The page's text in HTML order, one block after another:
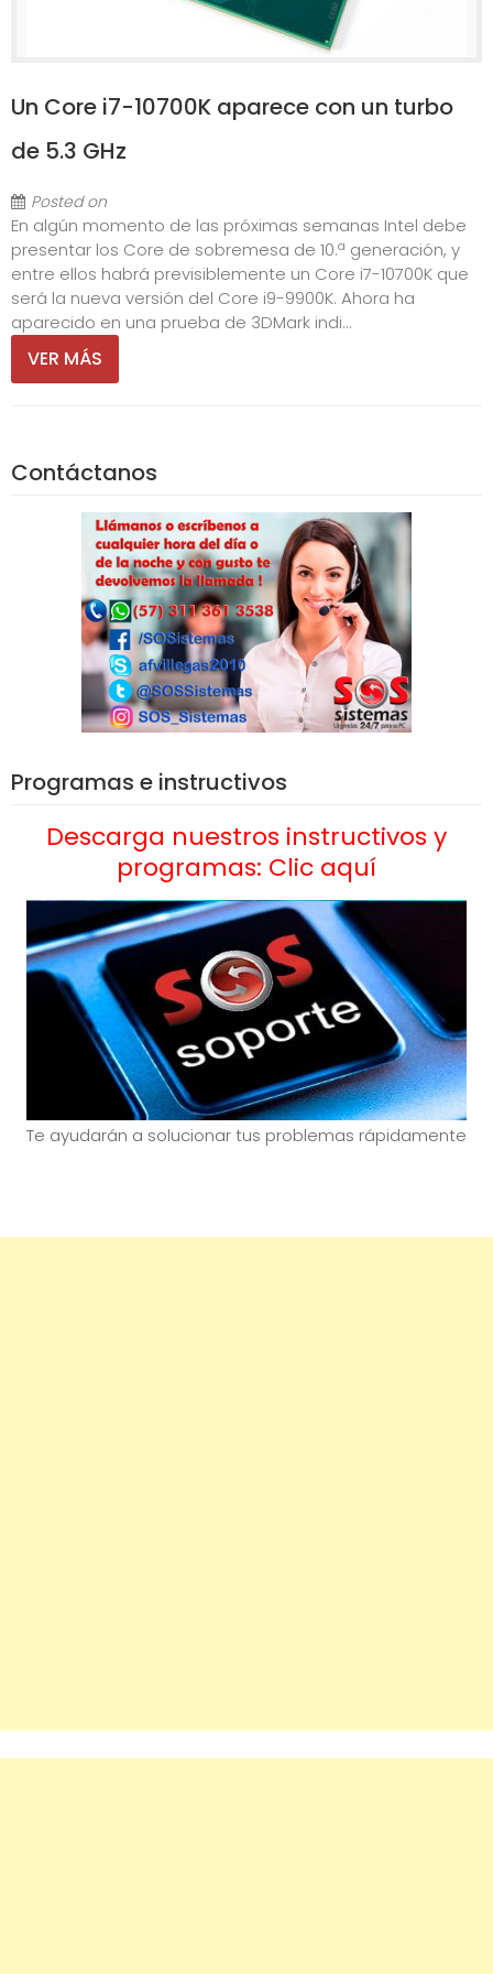
Un Core i7-10700K aparece con un turbo
de 5.3 GHz
Posted on
En algún momento de las próximas semanas Intel debe
presentar los Core de sobremesa de 10.ª generación, y
entre ellos habrá previsiblemente un Core i7-10700K que
será la nueva versión del Core i9-9900K. Ahora ha
aparecido en una prueba de 3DMark indi...
VER MÁS
Contáctanos
Programas e instructivos
Descarga nuestros instructivos y
programas: Clic aquí
Te ayudarán a solucionar tus problemas rápidamente